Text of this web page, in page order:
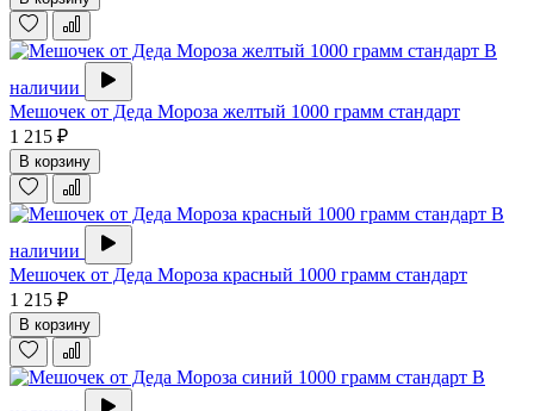
В
наличии
Мешочек от Деда Мороза желтый 1000 грамм стандарт
1 215 ₽
В корзину
В
наличии
Мешочек от Деда Мороза красный 1000 грамм стандарт
1 215 ₽
В корзину
В